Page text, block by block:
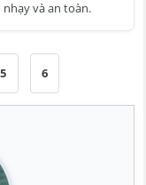
và an toàn.
5 6